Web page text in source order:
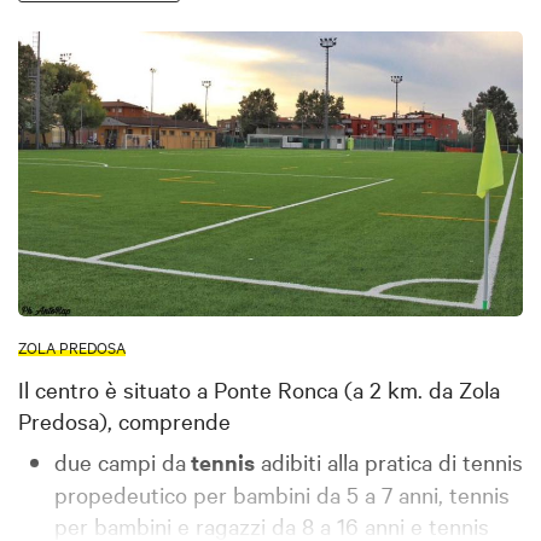
ZOLA PREDOSA
Il centro è situato a Ponte Ronca (a 2 km. da Zola
Predosa), comprende
due campi datennis adibiti alla pratica di tennis
propedeutico per bambini da 5 a 7 anni, tennis
per bambini e ragazzi da 8 a 16 anni e tennis